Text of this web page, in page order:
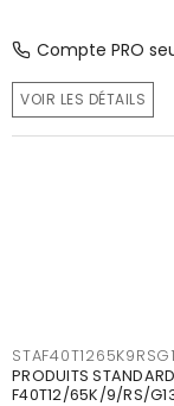
Compte PRO
VOIR LES DÉTAILS
PRODUITS
F40T12/65K/9/RS/